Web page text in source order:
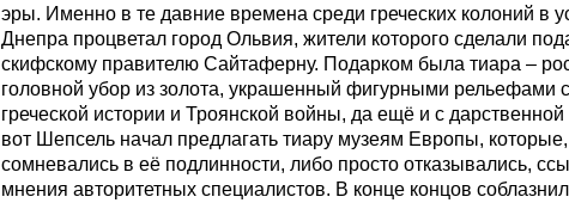
эры. Именно в те давние времена среди греческих колоний в
Днепра процветал город Ольвия, жители которого сделали
скифскому правителю Сайтаферну. Подарком была тиара –
головной убор из золота, украшенный фигурными рельефами
греческой истории и Троянской войны, да ещё и с
вот Шепсель начал предлагать тиару музеям Европы,
сомневались в её подлинности, либо просто отказывались,
мнения авторитетных специалистов. В конце концов